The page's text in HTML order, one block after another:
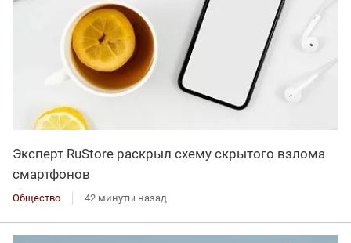
Эксперт RuStore раскрыл схему скрытого взлома
смартфонов
Общество 42 минуты назад